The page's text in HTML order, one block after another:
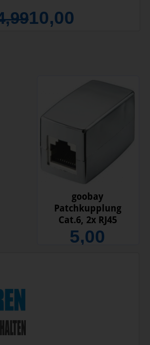
10,00
goobay
Patchkupplung
Cat.6, 2x RJ45
5,00